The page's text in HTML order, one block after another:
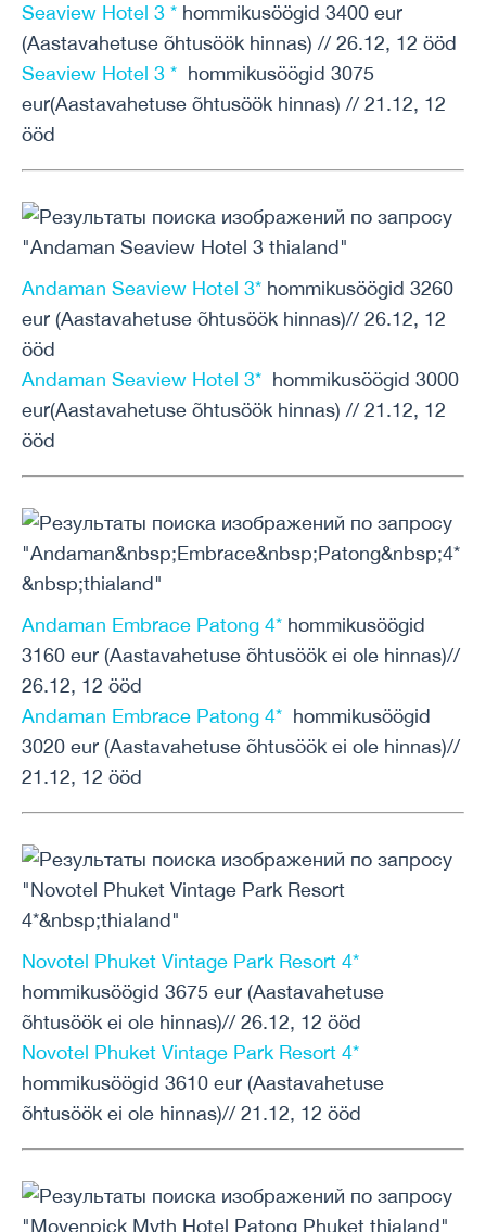
Seaview Hotel 3 * hommikusöögid 3400 eur
(Aastavahetuse õhtusöök hinnas) // 26.12, 12 ööd
Seaview Hotel 3 * hommikusöögid 3075
eur(Aastavahetuse õhtusöök hinnas) // 21.12, 12
ööd
Andaman Seaview Hotel 3* hommikusöögid 3260
eur (Aastavahetuse õhtusöök hinnas)// 26.12, 12
ööd
Andaman Seaview Hotel 3* hommikusöögid 3000
eur(Aastavahetuse õhtusöök hinnas) // 21.12, 12
ööd
Andaman Embrace Patong 4* hommikusöögid
3160 eur (Aastavahetuse õhtusöök ei ole hinnas)//
26.12, 12 ööd
Andaman Embrace Patong 4* hommikusöögid
3020 eur (Aastavahetuse õhtusöök ei ole hinnas)//
21.12, 12 ööd
Novotel Phuket Vintage Park Resort 4*
hommikusöögid 3675 eur (Aastavahetuse
õhtusöök ei ole hinnas)// 26.12, 12 ööd
Novotel Phuket Vintage Park Resort 4*
hommikusöögid 3610 eur (Aastavahetuse
õhtusöök ei ole hinnas)// 21.12, 12 ööd